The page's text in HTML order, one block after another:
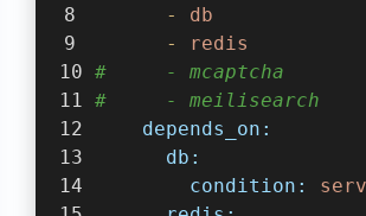
-
db
-
redis
#     - mcaptcha
#     - meilisearch
depends_on:
db:
condition: